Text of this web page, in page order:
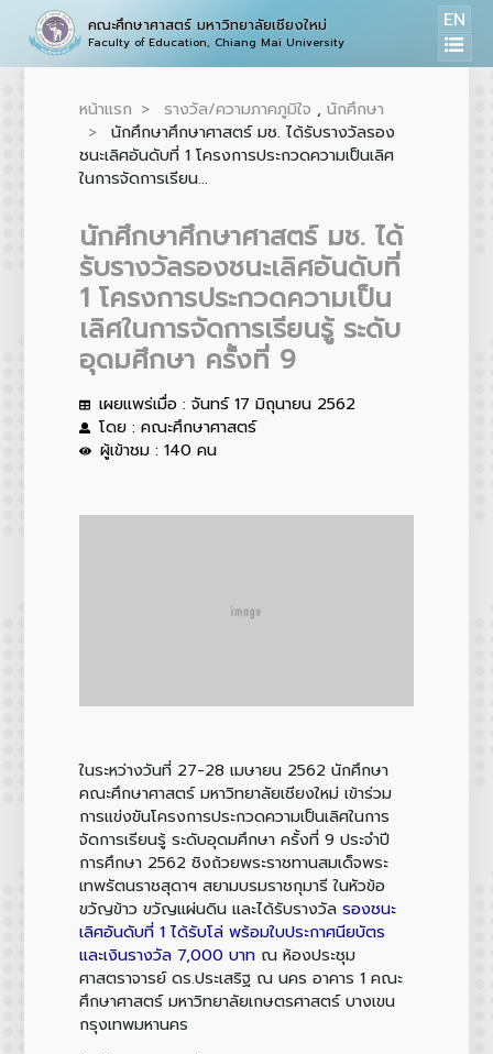
คณะศึกษาศาสตร์ มหาวิทยาลัยเชียงใหม่
Faculty of Education, Chiang Mai University
EN
หน้าแรก รางวัล/ความภาคภูมิใจ , นักศึกษา
นักศึกษาศึกษาศาสตร์ มช. ได้รับรางวัลรอง
ชนะเลิศอันดับที่ 1 โครงการประกวดความเป็นเลิศ
ในการจัดการเรียน...
นักศึกษาศึกษาศาสตร์ มช. ได้
รับรางวัลรองชนะเลิศอันดับที่
1 โครงการประกวดความเป็น
เลิศในการจัดการเรียนรู้ ระดับ
อุดมศึกษา ครั้งที่ 9
เผยแพร่เมื่อ : จันทร์ 17 มิถุนายน 2562
โดย : คณะศึกษาศาสตร์
ผู้เข้าชม : 140 คน
ในระหว่างวันที่ 27-28 เมษายน 2562 นักศึกษา
คณะศึกษาศาสตร์ มหาวิทยาลัยเชียงใหม่ เข้าร่วม
การแข่งขันโครงการประกวดความเป็นเลิศในการ
จัดการเรียนรู้ ระดับอุดมศึกษา ครั้งที่ 9 ประจำปี
การศึกษา 2562 ชิงถ้วยพระราชทานสมเด็จพระ
เทพรัตนราชสุดาฯ สยามบรมราชกุมารี ในหัวข้อ
ขวัญข้าว ขวัญแผ่นดิน และได้รับรางวัล รองชนะ
เลิศอันดับที่ 1 ได้รับโล่ พร้อมใบประกาศนียบัตร
และเงินรางวัล 7,000 บาท ณ ห้องประชุม
ศาสตราจารย์ ดร.ประเสริฐ ณ นคร อาคาร 1 คณะ
ศึกษาศาสตร์ มหาวิทยาลัยเกษตรศาสตร์ บางเขน
กรุงเทพมหานคร